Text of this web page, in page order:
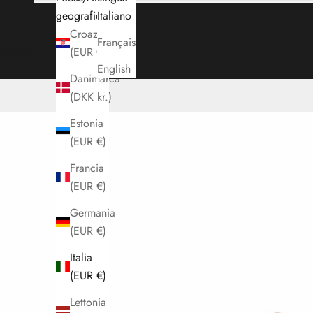
geografica
Croazia
(EUR €)
Danimarca
(DKK kr.)
Estonia
(EUR €)
Francia
(EUR €)
Germania
(EUR €)
Italia
(EUR €)
Lettonia
Italiano
Français
English